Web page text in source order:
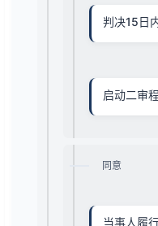
判决15日
启动二审
同意
当事人履